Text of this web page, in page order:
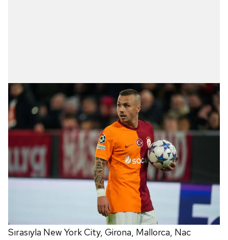
Sırasıyla New York City, Girona, Mallorca, Nac